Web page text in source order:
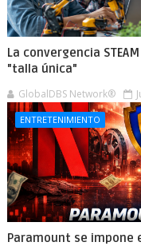
La convergencia
"talla única"
GlobalDBS Network®
ENTRETENIMIENTO
Paramount se impone